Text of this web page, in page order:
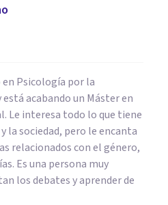
en Psicología por la
está acabando un Máster en
Le interesa todo lo que tiene
la sociedad, pero le encanta
relacionados con el género,
Es una persona muy
los debates y aprender de